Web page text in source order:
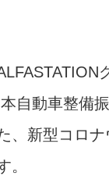
自動車整備
、新型コロ
。